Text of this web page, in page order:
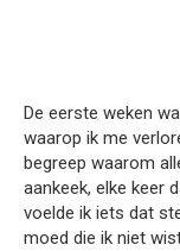
De eerste weken
waarop ik me
begreep waarom
aankeek, elke keer
voelde ik iets dat
moed die ik niet